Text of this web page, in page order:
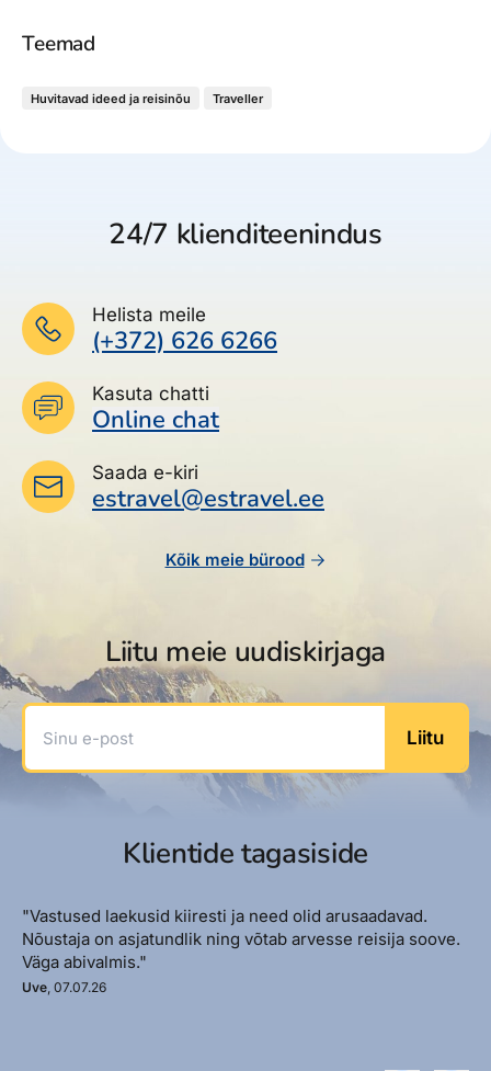
Teemad
Huvitavad ideed ja reisinõu Traveller
24/7 klienditeenindus
Helista meile
(+372) 626 6266
Kasuta chatti
Online chat
Saada e-kiri
estravel@estravel.ee
Kõik meie bürood
Liitu meie uudiskirjaga
Sinu e-post
Liitu
Klientide tagasiside
"Vastused laekusid kiiresti ja need olid arusaadavad.
Nõustaja on asjatundlik ning võtab arvesse reisija soove.
Väga abivalmis."
Uve, 07.07.26